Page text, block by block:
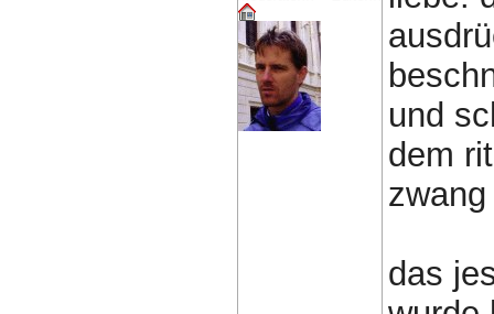
und
dem
das